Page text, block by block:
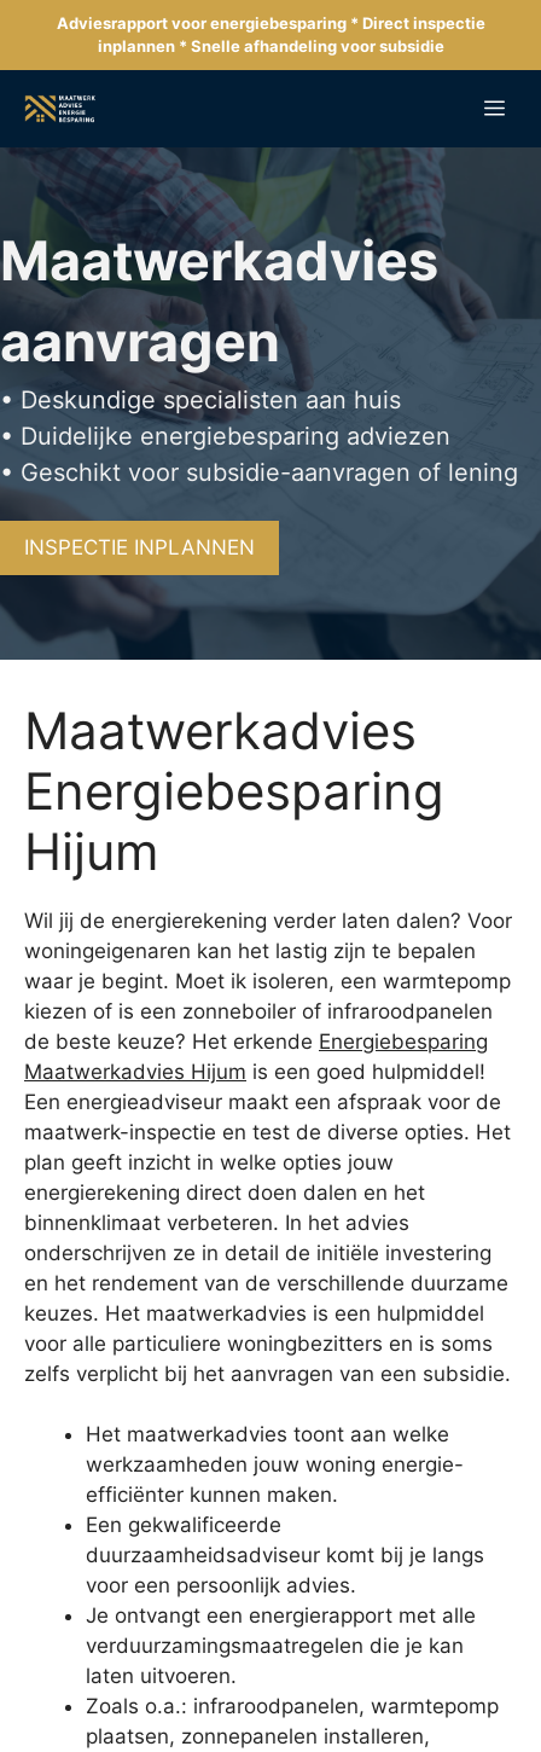
de
inhoud
Adviesrapport voor energiebesparing * Direct inspectie
inplannen * Snelle afhandeling voor subsidie
Maatwerkadvies
aanvragen
• Deskundige specialisten aan huis
• Duidelijke energiebesparing adviezen
• Geschikt voor subsidie-aanvragen of lening
INSPECTIE INPLANNEN
Maatwerkadvies
Energiebesparing
Hijum
Wil jij de energierekening verder laten dalen? Voor
woningeigenaren kan het lastig zijn te bepalen
waar je begint. Moet ik isoleren, een warmtepomp
kiezen of is een zonneboiler of infraroodpanelen
de beste keuze? Het erkende Energiebesparing
Maatwerkadvies Hijum is een goed hulpmiddel!
Een energieadviseur maakt een afspraak voor de
maatwerk-inspectie en test de diverse opties. Het
plan geeft inzicht in welke opties jouw
energierekening direct doen dalen en het
binnenklimaat verbeteren. In het advies
onderschrijven ze in detail de initiële investering
en het rendement van de verschillende duurzame
keuzes. Het maatwerkadvies is een hulpmiddel
voor alle particuliere woningbezitters en is soms
zelfs verplicht bij het aanvragen van een subsidie.
Het maatwerkadvies toont aan welke
werkzaamheden jouw woning energie-
efficiënter kunnen maken.
Een gekwalificeerde
duurzaamheidsadviseur komt bij je langs
voor een persoonlijk advies.
Je ontvangt een energierapport met alle
verduurzamingsmaatregelen die je kan
laten uitvoeren.
Zoals o.a.: infraroodpanelen, warmtepomp
plaatsen, zonnepanelen installeren,